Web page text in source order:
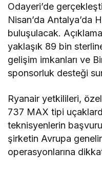
Odayeri’de
Nisan’da Antalya’da
buluşulacak.
yaklaşık 89 bin
gelişim imkanları ve
sponsorluk desteği
Ryanair yetkilileri,
737 MAX tipi
teknisyenlerin
şirketin Avrupa
operasyonlarına